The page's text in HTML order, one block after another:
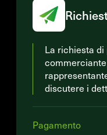
La richiesta
discutere i
Pagamento